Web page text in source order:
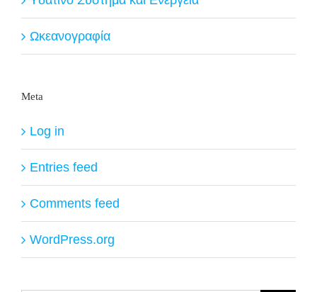
Ωκεανογραφία
Meta
Log in
Entries feed
Comments feed
WordPress.org